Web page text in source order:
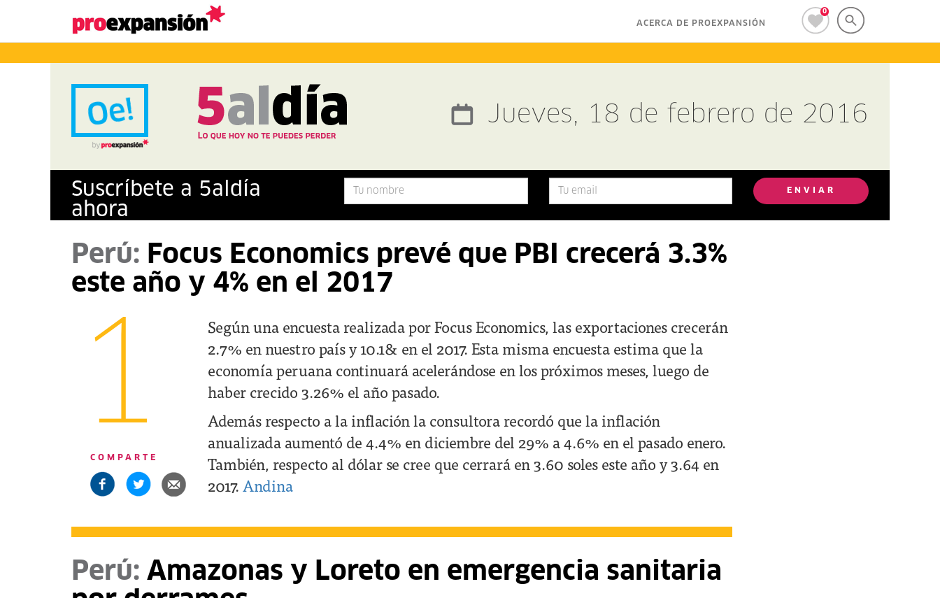
0
ACERCA DE PROEXPANSIÓN
Jueves, 18 de febrero de 2016
Suscríbete a 5al día
ahora
ENVIAR
Perú: Focus Economics prevé que PBI crecerá 3.3%
este año y 4% en el 2017
1
Según una encuesta realizada por Focus Economics, las exportaciones crecerán
2.7% en nuestro país y 10.1& en el 2017. Esta misma encuesta estima que la
economía peruana continuará acelerándose en los próximos meses, luego de
haber crecido 3.26% el año pasado.
Además respecto a la inflación la consultora recordó que la inflación
anualizada aumentó de 4.4% en diciembre del 29% a 4.6% en el pasado enero.
También, respecto al dólar se cree que cerrará en 3.60 soles este año y 3.64 en
2017. Andina
COMPARTE
Perú: Amazonas y Loreto en emergencia sanitaria